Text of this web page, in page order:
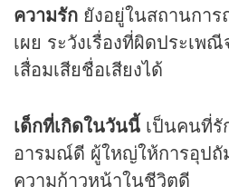
ความรัก ยังอยู่ในสถานกา
เผย ระวังเรื่องที่ผิดประเพ
เสื่อมเสียชื่อเสียงได้
เด็กที่เกิดในวันนี้ เป็นคนที่รั
อารมณ์ดี ผู้ใหญ่ให้การอุป
ความก้าวหน้าในชีวิตดี